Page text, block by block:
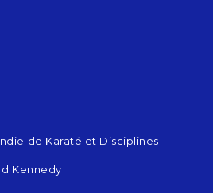
de Karaté et Disciplines
Kennedy